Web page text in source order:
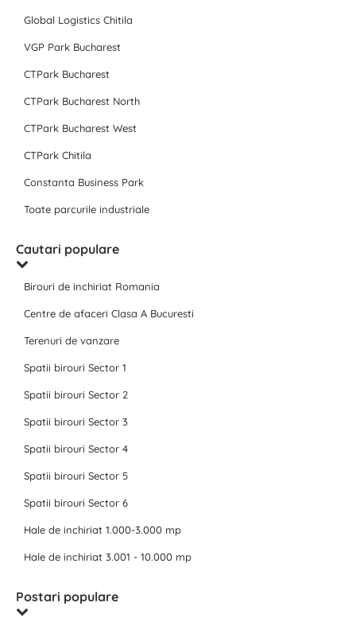
Global Logistics Chitila
VGP Park Bucharest
CTPark Bucharest
CTPark Bucharest North
CTPark Bucharest West
CTPark Chitila
Constanta Business Park
Toate parcurile industriale
Cautari populare
Birouri de inchiriat Romania
Centre de afaceri Clasa A Bucuresti
Terenuri de vanzare
Spatii birouri Sector 1
Spatii birouri Sector 2
Spatii birouri Sector 3
Spatii birouri Sector 4
Spatii birouri Sector 5
Spatii birouri Sector 6
Hale de inchiriat 1.000-3.000 mp
Hale de inchiriat 3.001 - 10.000 mp
Postari populare